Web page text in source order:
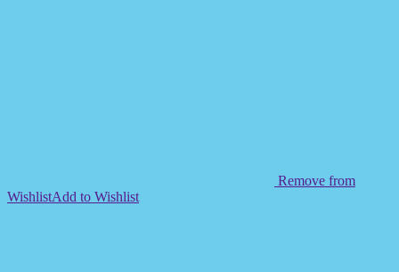
Remove from
WishlistAdd to Wishlist